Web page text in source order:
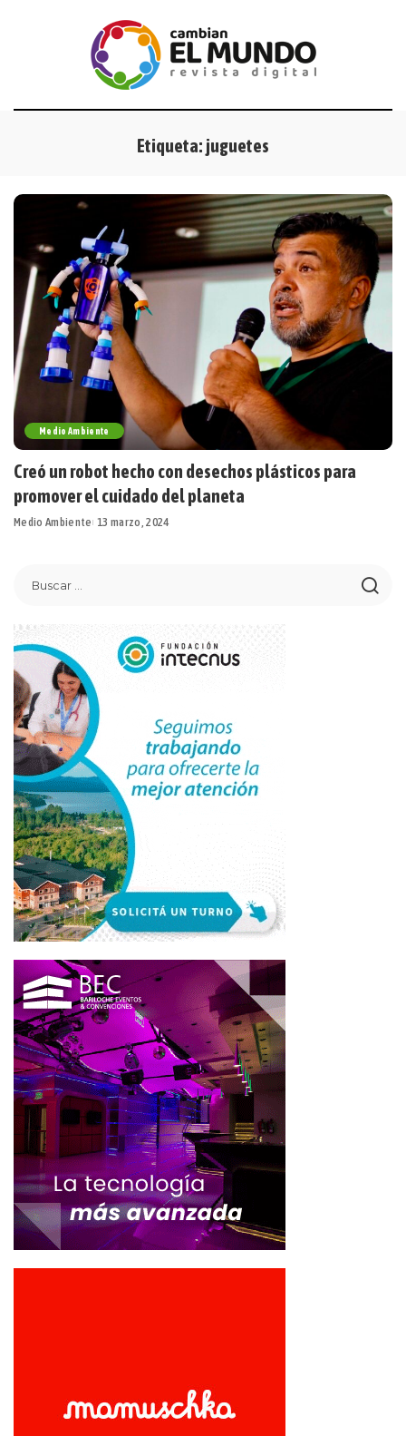
Etiqueta: juguetes
Medio Ambiente
Creó un robot hecho con desechos plásticos para
promover el cuidado del planeta
Medio Ambiente 13 marzo, 2024